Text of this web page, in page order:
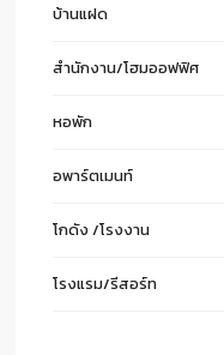
บ้านแฝด
สำนักงาน/โฮมออฟฟิศ
หอพัก
อพาร์ตเมนท์
โกดัง /โรงงาน
โรงแรม/รีสอร์ท